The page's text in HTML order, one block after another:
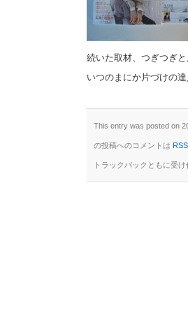
続いた取材、つぎつぎと
いつのまにか片づけの達
This entry was posted on
の投稿へのコメントは
トラックバックともに受け